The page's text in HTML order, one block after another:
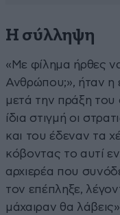
Η σύλληψη
«Με φίλημα ήρθες
Ανθρώπου;», ήταν η
μετά την πράξη
ίδια στιγμή οι
και του έδεναν τα
κόβοντας το αυτί
αρχιερέα που
τον επέπληξε,
μάχαιραν θα